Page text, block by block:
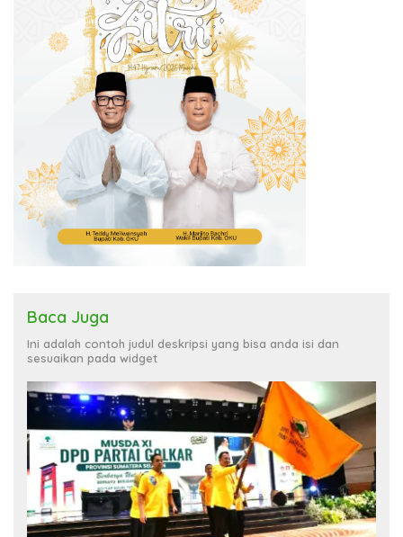
Baca Juga
Ini adalah contoh judul deskripsi yang bisa anda isi dan
sesuaikan pada widget